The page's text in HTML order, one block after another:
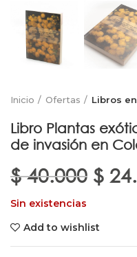
Inicio Ofertas Libros
Libro Plantas
de invasión en
$40.000 El
era:
$
Sin existencias
Add to wishlist